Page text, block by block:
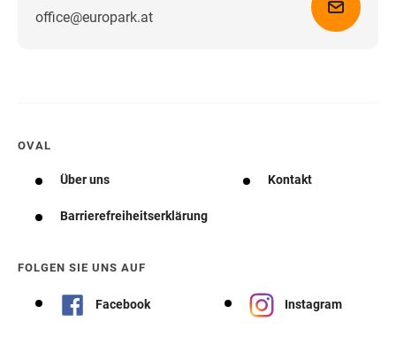
office@europark.atWegbeschreibung erhalten
OVAL
Über uns Kontakt
Barrierefreiheitserklärung
FOLGEN SIE UNS AUF
Facebook Instagram